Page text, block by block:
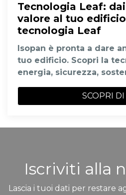
Tecnologia Leaf:
valore al tuo
tecnologia Leaf
Isopan è pronta a dare
tuo edificio. Scopri la
energia, sicurezza,
SCOPRI
Iscriviti alla
Lascia i tuoi dati per restare